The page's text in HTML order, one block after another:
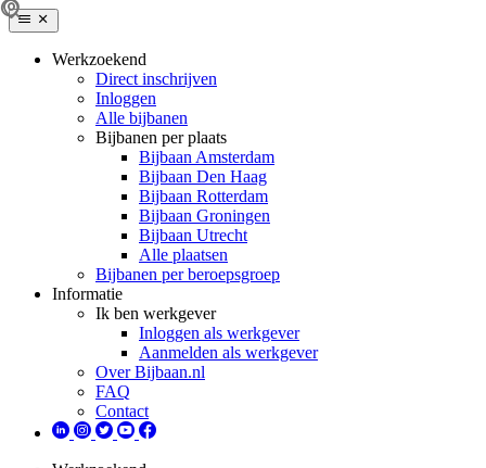
Werkzoekend
Direct inschrijven
Inloggen
Alle bijbanen
Bijbanen per plaats
Bijbaan Amsterdam
Bijbaan Den Haag
Bijbaan Rotterdam
Bijbaan Groningen
Bijbaan Utrecht
Alle plaatsen
Bijbanen per beroepsgroep
Informatie
Ik ben werkgever
Inloggen als werkgever
Aanmelden als werkgever
Over Bijbaan.nl
FAQ
Contact